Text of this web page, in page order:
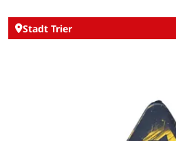
Stadt Trier